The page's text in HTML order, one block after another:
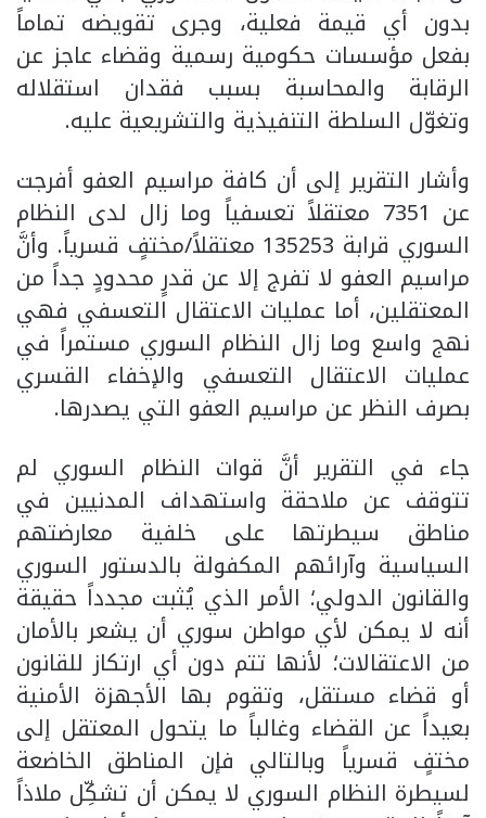
بدون أي قيمة فعلية، وجرى تقويضه تماماً
بفعل مؤسسات حكومية رسمية وقضاء عاجز عن
الرقابة والمحاسبة بسبب فقدان استقلاله
وتغوّل السلطة التنفيذية والتشريعية عليه.
وأشار التقرير إلى أن كافة مراسيم العفو أفرجت
عن 7351 معتقلاً تعسفياً وما زال لدى النظام
السوري قرابة 135253 معتقلاً/مختفٍ قسرياً. وأنَّ
مراسيم العفو لا تفرج إلا عن قدرٍ محدودٍ جداً من
المعتقلين، أما عمليات الاعتقال التعسفي فهي
نهج واسع وما زال النظام السوري مستمراً في
عمليات الاعتقال التعسفي والإخفاء القسري
بصرف النظر عن مراسيم العفو التي يصدرها.
جاء في التقرير أنَّ قوات النظام السوري لم
تتوقف عن ملاحقة واستهداف المدنيين في
مناطق سيطرتها على خلفية معارضتهم
السياسية وآرائهم المكفولة بالدستور السوري
والقانون الدولي؛ الأمر الذي يُثبت مجدداً حقيقة
أنه لا يمكن لأي مواطن سوري أن يشعر بالأمان
من الاعتقالات؛ لأنها تتم دون أي ارتكاز للقانون
أو قضاء مستقل، وتقوم بها الأجهزة الأمنية
بعيداً عن القضاء وغالباً ما يتحول المعتقل إلى
مختفٍ قسرياً وبالتالي فإن المناطق الخاضعة
لسيطرة النظام السوري لا يمكن أن تشكِّل ملاذاً